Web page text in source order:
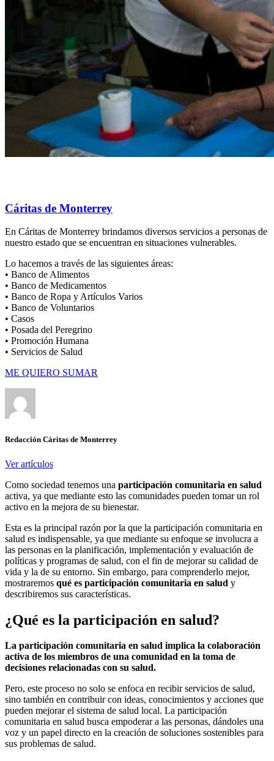
Cáritas de Monterrey
En Cáritas de Monterrey brindamos diversos servicios a personas de
nuestro estado que se encuentran en situaciones vulnerables.
Lo hacemos a través de las siguientes áreas:
• Banco de Alimentos
• Banco de Medicamentos
• Banco de Ropa y Artículos Varios
• Banco de Voluntarios
• Casos
• Posada del Peregrino
• Promoción Humana
• Servicios de Salud
ME QUIERO SUMAR
Redacción Cáritas de Monterrey
Ver artículos
Como sociedad tenemos una participación comunitaria en salud
activa, ya que mediante esto las comunidades pueden tomar un rol
activo en la mejora de su bienestar.
Esta es la principal razón por la que la participación comunitaria en
salud es indispensable, ya que mediante su enfoque se involucra a
las personas en la planificación, implementación y evaluación de
políticas y programas de salud, con el fin de mejorar su calidad de
vida y la de su entorno. Sin embargo, para comprenderlo mejor,
mostraremos qué es participación comunitaria en salud y
describiremos sus características.
¿Qué es la participación en salud?
La participación comunitaria en salud implica la colaboración
activa de los miembros de una comunidad en la toma de
decisiones relacionadas con su salud.
Pero, este proceso no solo se enfoca en recibir servicios de salud,
sino también en contribuir con ideas, conocimientos y acciones que
pueden mejorar el sistema de salud local. La participación
comunitaria en salud busca empoderar a las personas, dándoles una
voz y un papel directo en la creación de soluciones sostenibles para
sus problemas de salud.